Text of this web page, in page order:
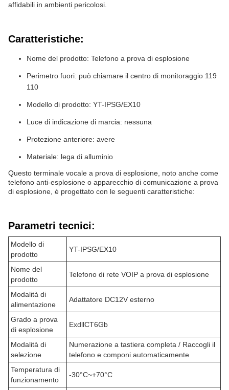
affidabili in ambienti pericolosi.
Caratteristiche:
Nome del prodotto: Telefono a prova di esplosione
Perimetro fuori: può chiamare il centro di monitoraggio 119
110
Modello di prodotto: YT-IPSG/EX10
Luce di indicazione di marcia: nessuna
Protezione anteriore: avere
Materiale: lega di alluminio
Questo terminale vocale a prova di esplosione, noto anche come
telefono anti-esplosione o apparecchio di comunicazione a prova
di esplosione, è progettato con le seguenti caratteristiche:
Parametri tecnici:
Modello di
prodotto
YT-IPSG/EX10
Nome del
prodotto
Telefono di rete VOIP a prova di esplosione
Modalità di
alimentazione
Adattatore DC12V esterno
Grado a prova
di esplosione
ExdllCT6Gb
Modalità di
selezione
Numerazione a tastiera completa / Raccogli il
telefono e componi automaticamente
Temperatura di
funzionamento
-30°C~+70°C